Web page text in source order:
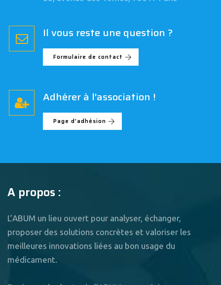
Il vous reste une question ?
Formulaire de contact
Adhérer à l'association !
Page d'adhésion
A propos :
L’ABUM un lieu ouvert pour analyser, échanger,
proposer des solutions concrètes et valoriser les
meilleures innovations liées au bon usage du
médicament.